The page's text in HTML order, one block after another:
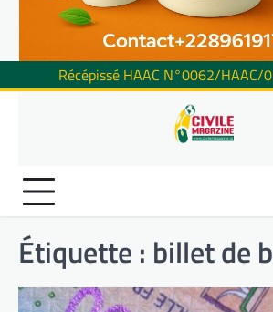
Récépissé HAAC N°0062/
Étiquette : billet de